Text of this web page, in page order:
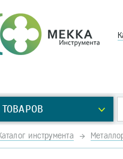
ТОВАРОВ
инструмента